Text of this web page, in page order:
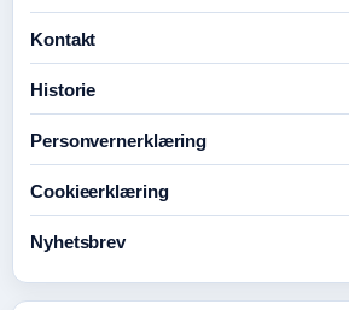
Kontakt
Historie
Personvernerklæring
Cookieerklæring
Nyhetsbrev